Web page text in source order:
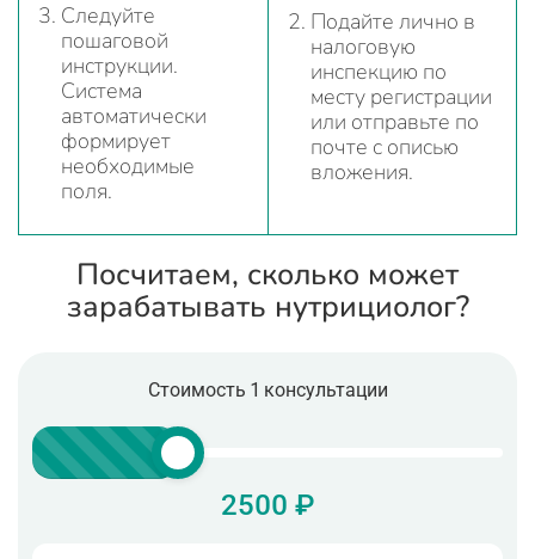
Следуйте
пошаговой
инструкции.
Система
автоматически
формирует
необходимые
поля.
Подайте лично в
налоговую
инспекцию по
месту регистрации
или отправьте по
почте с описью
вложения.
Посчитаем, сколько может
зарабатывать нутрициолог?
Стоимость 1 консультации
2500 ₽